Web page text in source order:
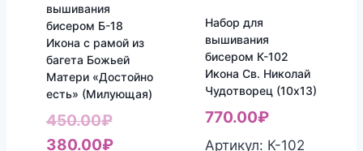
вышивания
бисером Б-18
Икона с рамой из
багета Божьей
Матери «Достойно
есть» (Милующая)
450.00₽Первоначальная
цена
380.00₽Текущая
Набор для
вышивания
бисером К-102
Икона Св. Николай
Чудотворец (10х13)
770.00₽
Артикул: К-102